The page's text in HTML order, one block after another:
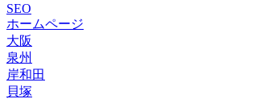
SEO
ホームページ
大阪
泉州
岸和田
貝塚